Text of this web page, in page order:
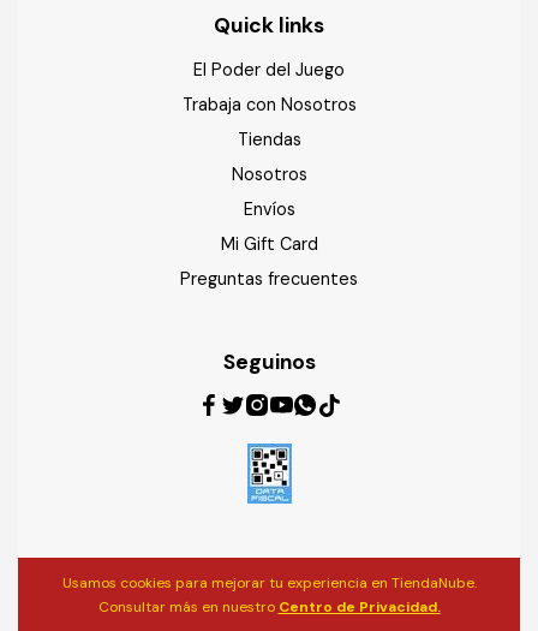
Quick links
El Poder del Juego
Trabaja con Nosotros
Tiendas
Nosotros
Envíos
Mi Gift Card
Preguntas frecuentes
Seguinos
Usamos cookies para mejorar tu experiencia en TiendaNube.
Consultar más en nuestro Centro de Privacidad.